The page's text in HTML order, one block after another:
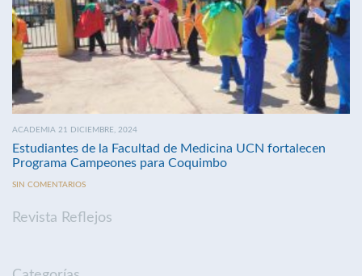
ACADEMIA 21 DICIEMBRE, 2024
Estudiantes de la Facultad de Medicina UCN fortalecen
Programa Campeones para Coquimbo
SIN COMENTARIOS
Revista Reflejos